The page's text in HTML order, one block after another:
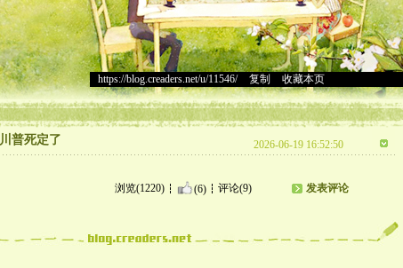
https://blog.creaders.net/u/11546/> 复制 收藏本页
普死定了 2026-06-19 16:52:50
浏览(1220) (6) 评论(9) 发表评论